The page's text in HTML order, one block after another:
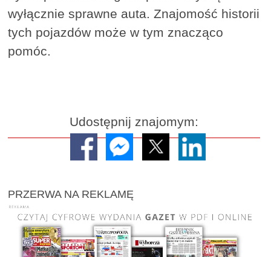
wyłącznie sprawne auta. Znajomość historii
tych pojazdów może w tym znacząco
pomóc.
Udostępnij znajomym:
PRZERWA NA REKLAMĘ